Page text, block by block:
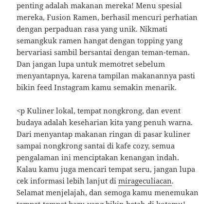
penting adalah makanan mereka! Menu spesial
mereka, Fusion Ramen, berhasil mencuri perhatian
dengan perpaduan rasa yang unik. Nikmati
semangkuk ramen hangat dengan topping yang
bervariasi sambil bersantai dengan teman-teman.
Dan jangan lupa untuk memotret sebelum
menyantapnya, karena tampilan makanannya pasti
bikin feed Instagram kamu semakin menarik.
<p Kuliner lokal, tempat nongkrong, dan event
budaya adalah keseharian kita yang penuh warna.
Dari menyantap makanan ringan di pasar kuliner
sampai nongkrong santai di kafe cozy, semua
pengalaman ini menciptakan kenangan indah.
Kalau kamu juga mencari tempat seru, jangan lupa
cek informasi lebih lanjut dimirageculiacan.
Selamat menjelajah, dan semoga kamu menemukan